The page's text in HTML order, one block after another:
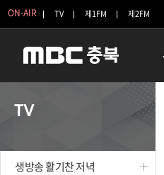
ON-AIR TV 제1FM 제2FM
TV
생방송 활기찬 저녁